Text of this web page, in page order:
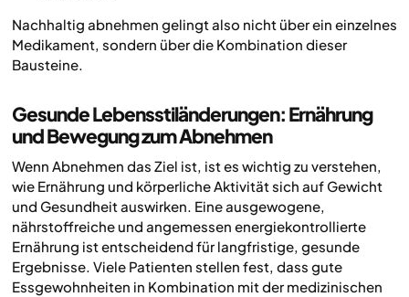
Nachhaltig abnehmen gelingt also nicht über ein einzelnes
Medikament, sondern über die Kombination dieser
Bausteine.
Gesunde Lebensstiländerungen: Ernährung
und Bewegung zum Abnehmen
Wenn Abnehmen das Ziel ist, ist es wichtig zu verstehen,
wie Ernährung und körperliche Aktivität sich auf Gewicht
und Gesundheit auswirken. Eine ausgewogene,
nährstoffreiche und angemessen energiekontrollierte
Ernährung ist entscheidend für langfristige, gesunde
Ergebnisse. Viele Patienten stellen fest, dass gute
Essgewohnheiten in Kombination mit der medizinischen